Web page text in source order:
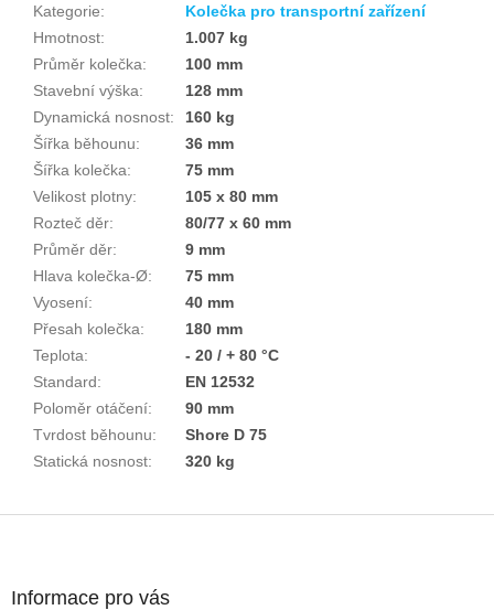
Kategorie:
Kolečka pro transportní zařízení
Hmotnost:
1.007 kg
Průměr kolečka:
100 mm
Stavební výška:
128 mm
Dynamická nosnost:
160 kg
Šířka běhounu:
36 mm
Šířka kolečka:
75 mm
Velikost plotny:
105 x 80 mm
Rozteč děr:
80/77 x 60 mm
Průměr děr:
9 mm
Hlava kolečka-Ø:
75 mm
Vyosení:
40 mm
Přesah kolečka:
180 mm
Teplota:
- 20 / + 80 °C
Standard:
EN 12532
Poloměr otáčení:
90 mm
Tvrdost běhounu:
Shore D 75
Statická nosnost: 320 kg
Informace pro vás